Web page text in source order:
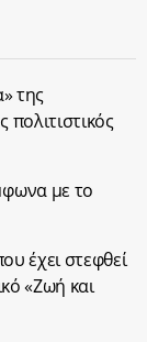
της
με το
έχει στεφθεί
«Ζωή και